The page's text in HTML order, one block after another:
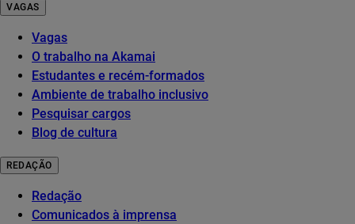
VAGAS
Vagas
O trabalho na Akamai
Estudantes e recém-formados
Ambiente de trabalho inclusivo
Pesquisar cargos
Blog de cultura
REDAÇÃO
Redação
Comunicados à imprensa